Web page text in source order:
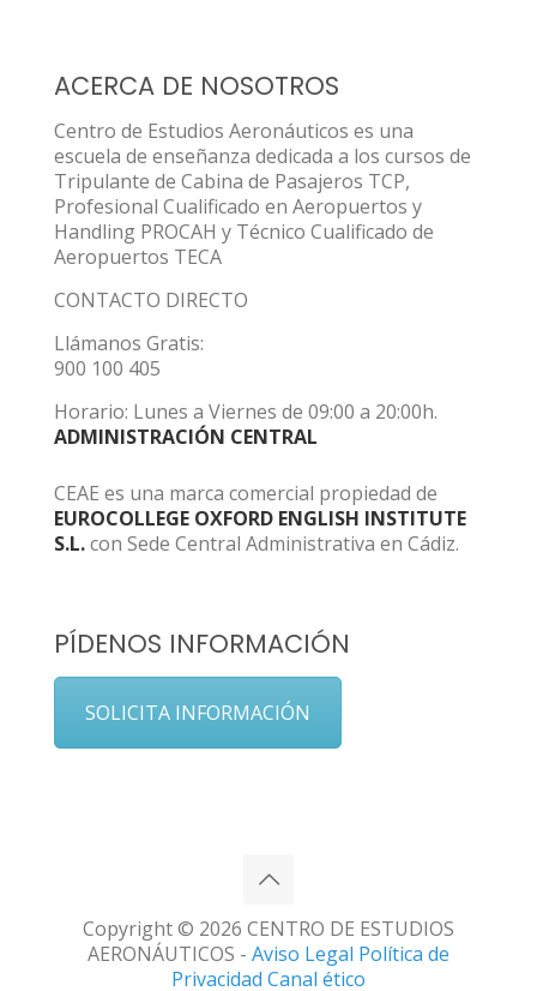
ACERCA DE NOSOTROS
Centro de Estudios Aeronáuticos es una
escuela de enseñanza dedicada a los cursos de
Tripulante de Cabina de Pasajeros TCP,
Profesional Cualificado en Aeropuertos y
Handling PROCAH y Técnico Cualificado de
Aeropuertos TECA
CONTACTO DIRECTO
Llámanos Gratis:
900 100 405
Horario: Lunes a Viernes de 09:00 a 20:00h.
ADMINISTRACIÓN CENTRAL
CEAE es una marca comercial propiedad de
EUROCOLLEGE OXFORD ENGLISH INSTITUTE
S.L.con Sede Central Administrativa en Cádiz.
PÍDENOS INFORMACIÓN
SOLICITA INFORMACIÓN
Copyright © 2026 CENTRO DE ESTUDIOS
AERONÁUTICOS - Aviso Legal Política de
Privacidad Canal ético